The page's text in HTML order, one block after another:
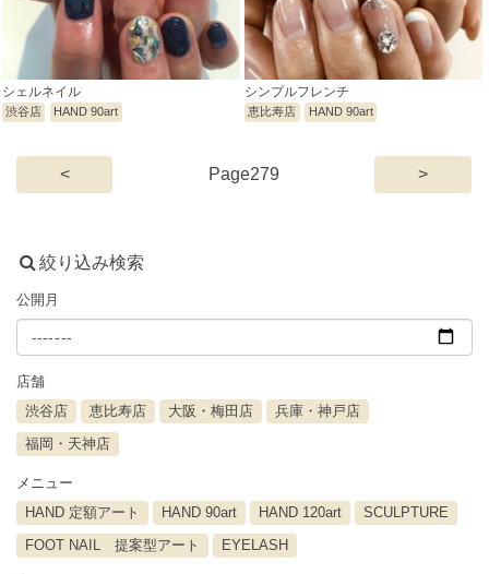
シェルネイル
渋谷店 HAND 90art
シンプルフレンチ
恵比寿店 HAND 90art
< 279(current) >
絞り込み検索
公開月
店舗
渋谷店
恵比寿店 大阪・梅田店
兵庫・神戸店
福岡・天神店
メニュー
HAND 定額アート
HAND 90art HAND 120art
SCULPTURE
FOOT NAIL 提案型アート
EYELASH